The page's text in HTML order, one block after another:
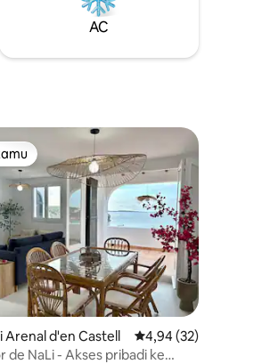
AC
Arenal d'en Castell Nilai rata-rata 4,94
4,94 (32)
de NaLi - Akses pribadi ke